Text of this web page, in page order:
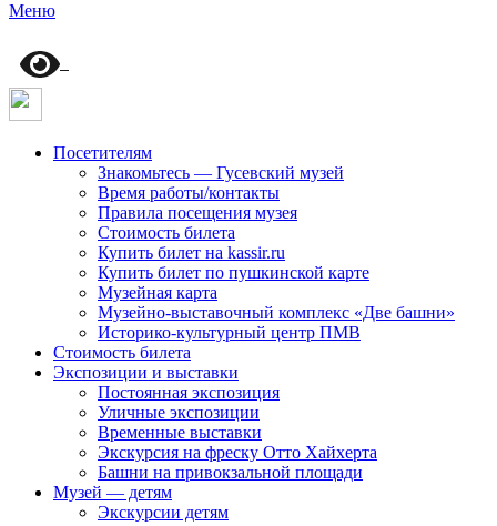
Меню
Посетителям
Знакомьтесь — Гусевский музей
Время работы/контакты
Правила посещения музея
Стоимость билета
Купить билет на kassir.ru
Купить билет по пушкинской карте
Музейная карта
Музейно-выставочный комплекс «Две башни»
Историко-культурный центр ПМВ
Стоимость билета
Экспозиции и выставки
Постоянная экспозиция
Уличные экспозиции
Временные выставки
Экскурсия на фреску Отто Хайхерта
Башни на привокзальной площади
Музей — детям
Экскурсии детям